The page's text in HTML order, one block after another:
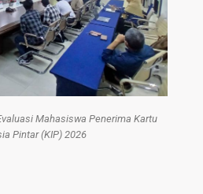
Mahasiswa Penerima Kartu
Pintar (KIP) 2026